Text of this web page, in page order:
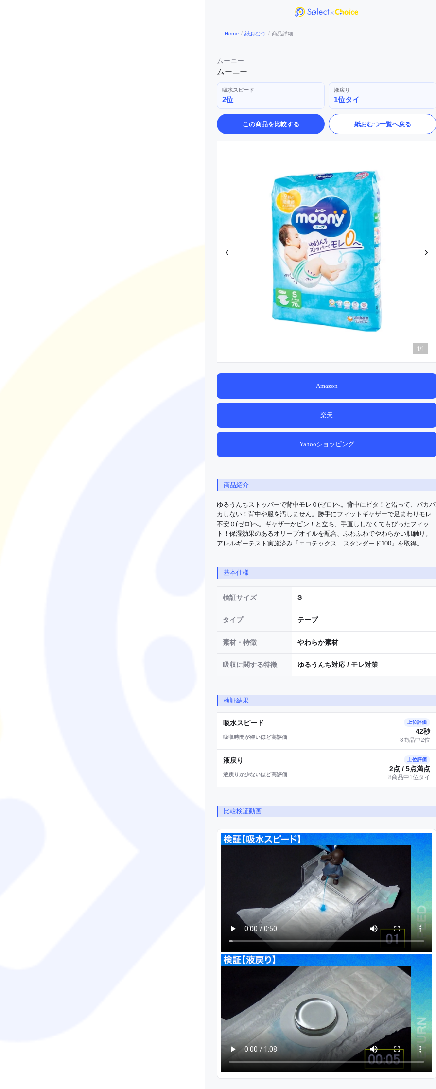
Home / 紙おむつ / 商品詳細
ムーニー
ムーニー
吸水スピード
2位
液戻り
1位タイ
この商品を比較する 紙おむつ一覧へ戻る
‹ ›
1 /1
Amazon
楽天
Yahooショッピング
商品紹介
ゆるうんちストッパーで背中モレ０(ゼロ)へ。背中にピタ！と沿って、パカパ
カしない！背中や服を汚しません。勝手にフィットギャザーで足まわりモレ
不安０(ゼロ)へ。ギャザーがピン！と立ち、手直ししなくてもぴったフィッ
ト！保湿効果のあるオリーブオイルを配合、ふわふわでやわらかい肌触り。
アレルギーテスト実施済み「エコテックス　スタンダード100」を取得。
基本仕様
検証サイズ S
タイプ テープ
素材・特徴 やわらか素材
吸収に関する特徴 ゆるうんち対応 / モレ対策
検証結果
吸水スピード
吸収時間が短いほど高評価
上位評価
42秒
8商品中2位
液戻り
液戻りが少ないほど高評価
上位評価
2点 / 5点満点
8商品中1位タイ
比較検証動画